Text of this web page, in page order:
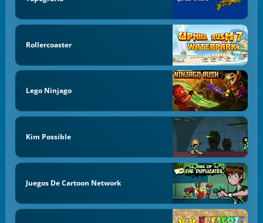
Rollercoaster
Lego Ninjago
Kim Possible
Juegos De Cartoon Network